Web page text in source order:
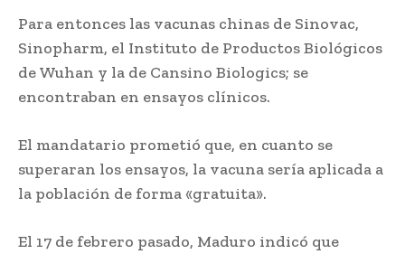
Para entonces las vacunas chinas de Sinovac,
Sinopharm, el Instituto de Productos Biológicos
de Wuhan y la de Cansino Biologics; se
encontraban en ensayos clínicos.
El mandatario prometió que, en cuanto se
superaran los ensayos, la vacuna sería aplicada a
la población de forma «gratuita».
El 17 de febrero pasado, Maduro indicó que